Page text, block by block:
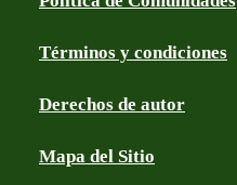
Términos y condiciones
Derechos de autor
Mapa del Sitio